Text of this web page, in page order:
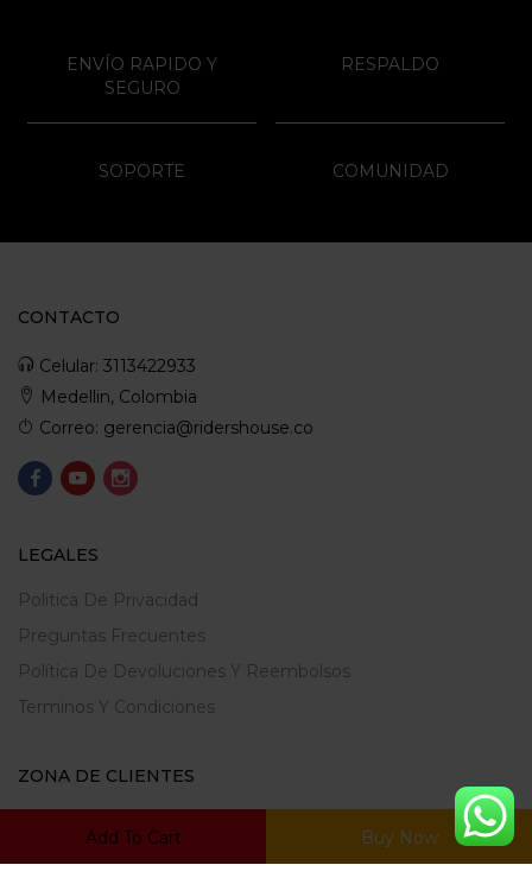
Add To Cart Buy Now
ENVÍO RAPIDO Y
SEGURO
RESPALDO
SOPORTE COMUNIDAD
CONTACTO
Celular: 3113422933
Medellin, Colombia
Correo: gerencia@ridershouse.co
LEGALES
Politica De Privacidad
Preguntas Frecuentes
Política De Devoluciones Y Reembolsos
Terminos Y Condiciones
ZONA DE CLIENTES